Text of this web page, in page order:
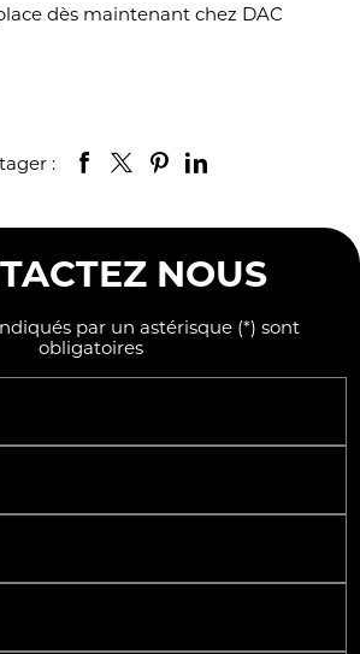
dès maintenant chez DAC
:
NOUS
par un astérisque (*) sont
obligatoires